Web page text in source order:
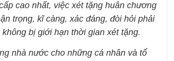
cao nhất, việc xét tặng huân chương
trọng, kĩ càng, xác đáng, đòi hỏi phải
bị giới hạn thời gian xét tặng.
nhà nước cho những cá nhân và tổ